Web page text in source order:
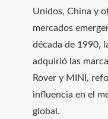
Unidos, China y
mercados
década de 1990,
adquirió las
Rover y MINI,
influencia en el
global.